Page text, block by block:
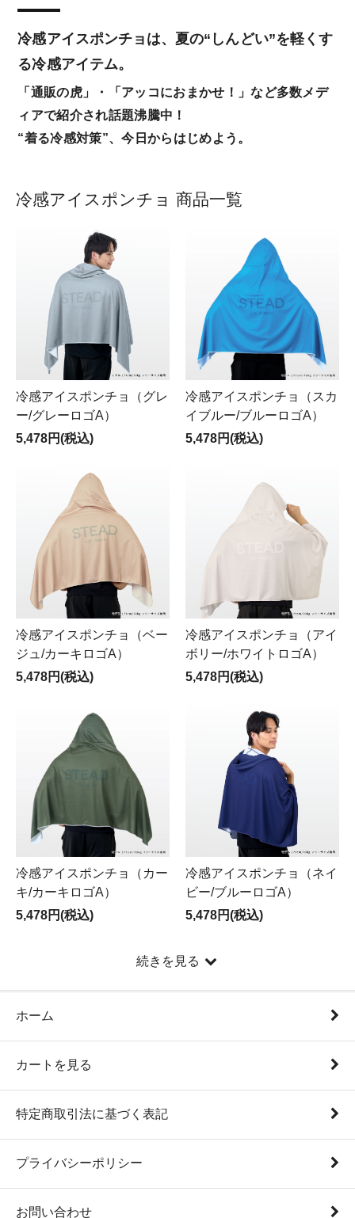
冷感アイスポンチョは、夏の“しんどい”を軽くす
る冷感アイテム。
「通販の虎」・「アッコにおまかせ！」など多数メデ
ィアで紹介され話題沸騰中！
“着る冷感対策”、今日からはじめよう。
冷感アイスポンチョ 商品一覧
冷感アイスポンチョ（グレ
ー/グレーロゴA）
5,478円(税込)
冷感アイスポンチョ（スカ
イブルー/ブルーロゴA）
5,478円(税込)
冷感アイスポンチョ（ベー
ジュ/カーキロゴA）
5,478円(税込)
冷感アイスポンチョ（アイ
ボリー/ホワイトロゴA）
5,478円(税込)
冷感アイスポンチョ（カー
キ/カーキロゴA）
5,478円(税込)
冷感アイスポンチョ（ネイ
ビー/ブルーロゴA）
5,478円(税込)
続きを見る
ホーム
カートを見る
特定商取引法に基づく表記
プライバシーポリシー
お問い合わせ